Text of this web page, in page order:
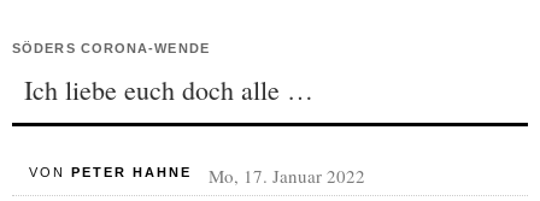
SÖDERS CORONA-WENDE
Ich liebe euch doch alle …
VON PETER HAHNE Mo, 17. Januar 2022